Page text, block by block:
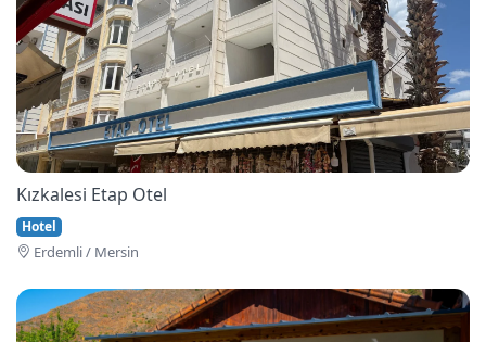
Kızkalesi Etap Otel
Hotel
Erdemli / Mersin